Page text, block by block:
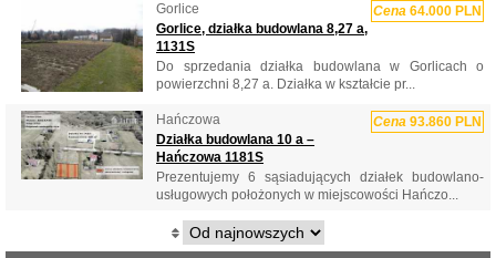
Gorlice Cena 64.000 PLN
Gorlice, działka budowlana 8,27 a,
1131S
Do sprzedania działka budowlana w Gorlicach o
powierzchni 8,27 a. Działka w kształcie pr...
Hańczowa Cena 93.860 PLN
Działka budowlana 10 a –
Hańczowa 1181S
Prezentujemy 6 sąsiadujących działek budowlano-
usługowych położonych w miejscowości Hańczo...